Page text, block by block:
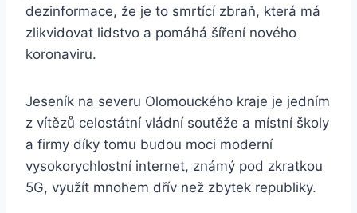
dezinformace, že je to smrtící zbraň, která má
zlikvidovat lidstvo a pomáhá šíření nového
koronaviru.
Jeseník na severu Olomouckého kraje je jedním
z vítězů celostátní vládní soutěže a místní školy
a firmy díky tomu budou moci moderní
vysokorychlostní internet, známý pod zkratkou
5G, využít mnohem dřív než zbytek republiky.